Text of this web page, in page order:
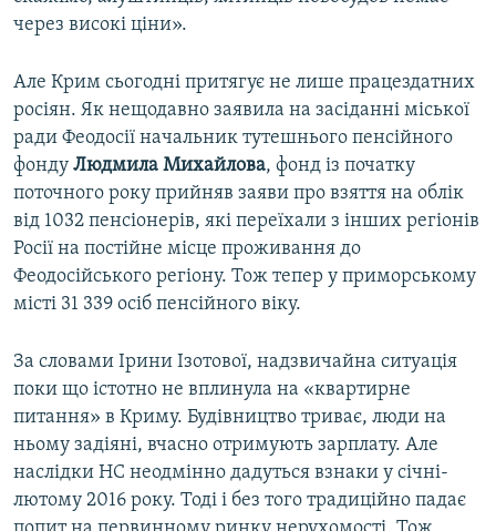
через високі ціни».
Але Крим сьогодні притягує не лише працездатних
росіян. Як нещодавно заявила на засіданні міської
ради Феодосії начальник тутешнього пенсійного
фонду Людмила Михайлова, фонд із початку
поточного року прийняв заяви про взяття на облік
від 1032 пенсіонерів, які переїхали з інших регіонів
Росії на постійне місце проживання до
Феодосійського регіону. Тож тепер у приморському
місті 31 339 осіб пенсійного віку.
За словами Ірини Ізотової, надзвичайна ситуація
поки що істотно не вплинула на «квартирне
питання» в Криму. Будівництво триває, люди на
ньому задіяні, вчасно отримують зарплату. Але
наслідки НС неодмінно дадуться взнаки у січні-
лютому 2016 року. Тоді і без того традиційно падає